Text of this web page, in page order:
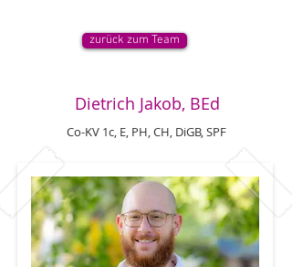
zurück zum Team
Dietrich Jakob, BEd
Co-KV 1c, E, PH, CH, DiGB, SPF